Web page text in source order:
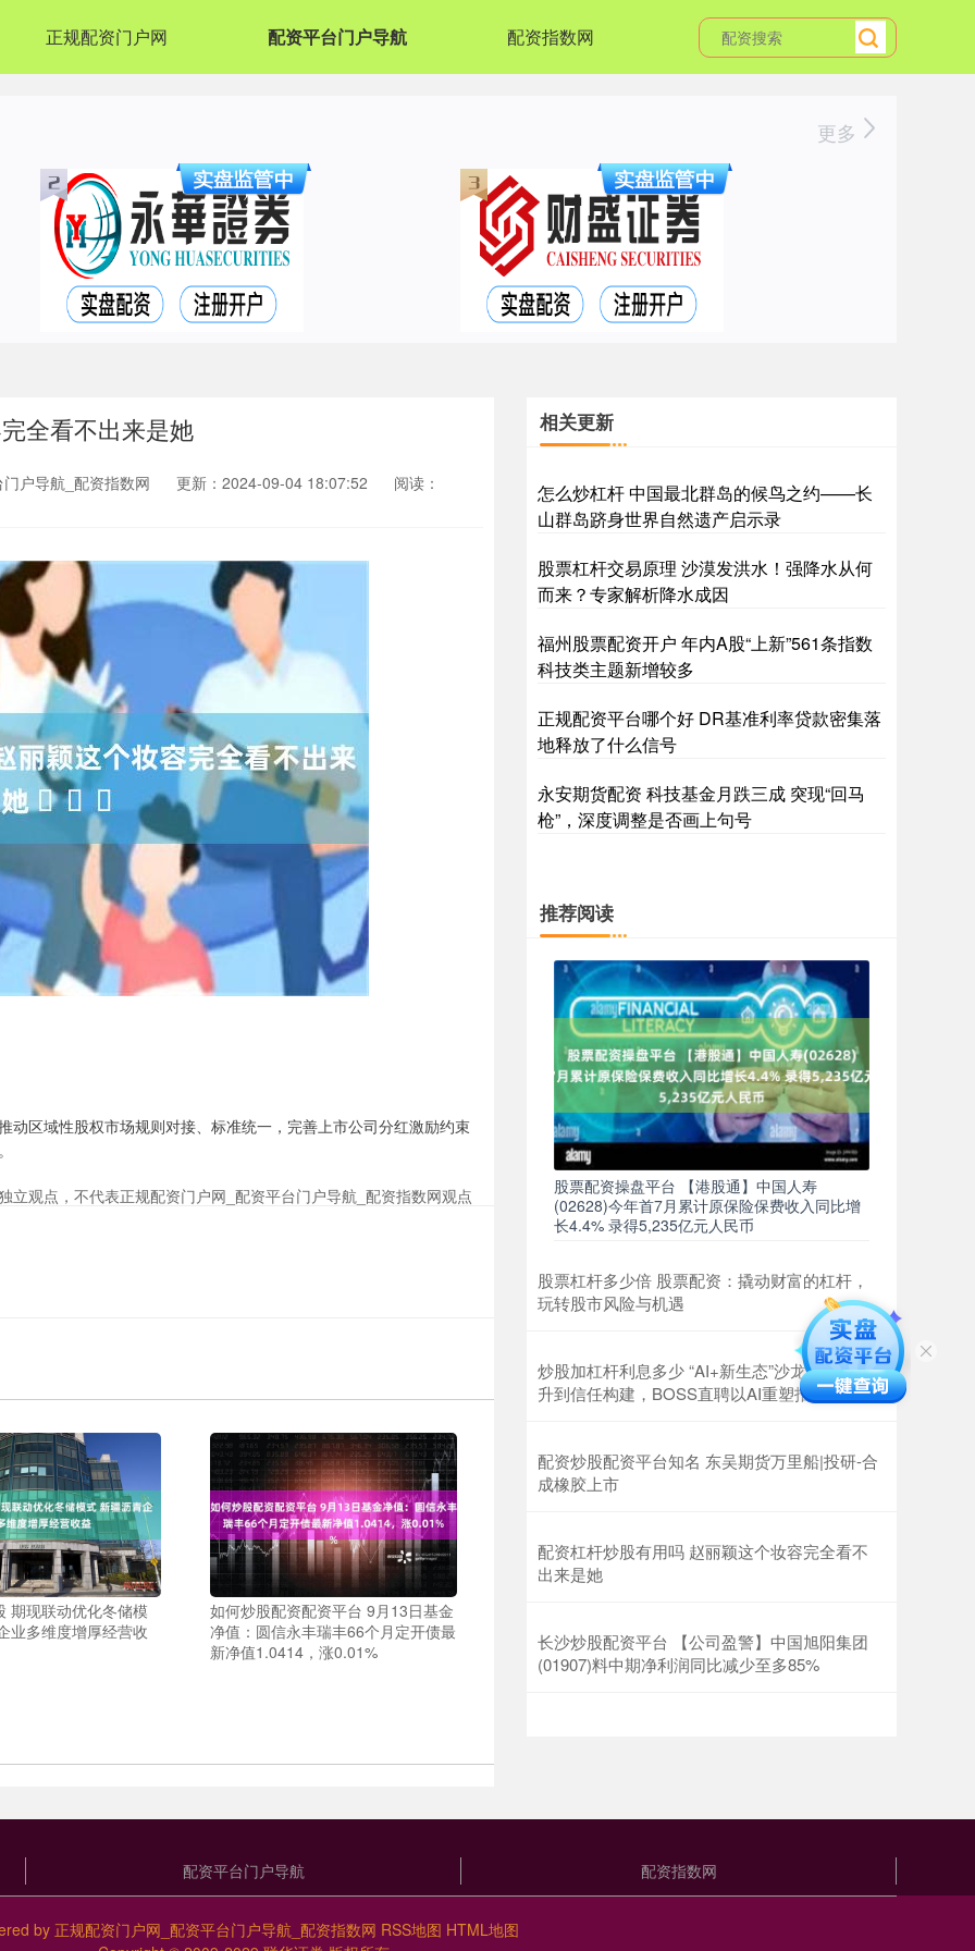
正规配资门户网 配资平台门户导航 配资指数网
更多
全看不出来是她
户导航_配资指数网 更新：2024-09-04 18:07:52 阅读：
区域性股权市场规则对接、标准统一，完善上市公司分红激励约束
立观点，不代表正规配资门户网_配资平台门户导航_配资指数网观点
期现联动优化冬储模
业多维度增厚经营收
如何炒股配资配资平台 9月13日基金
净值：圆信永丰瑞丰66个月定开债最
新净值1.0414，涨0.01%
相关更新
怎么炒杠杆 中国最北群岛的候鸟之约——长
山群岛跻身世界自然遗产启示录
股票杠杆交易原理 沙漠发洪水！强降水从何
而来？专家解析降水成因
福州股票配资开户 年内A股“上新”561条指数
科技类主题新增较多
正规配资平台哪个好 DR基准利率贷款密集落
地释放了什么信号
永安期货配资 科技基金月跌三成 突现“回马
枪”，深度调整是否画上句号
推荐阅读
股票配资操盘平台 【港股通】中国人寿
(02628)今年首7月累计原保险保费收入同比增
长4.4% 录得5,235亿元人民币
股票杠杆多少倍 股票配资：撬动财富的杠杆，
玩转股市风险与机遇
炒股加杠杆利息多少 “AI+新生态”沙龙：效率提
升到信任构建，BOSS直聘以AI重塑招聘生态
配资炒股配资平台知名 东吴期货万里船|投研-合
成橡胶上市
配资杠杆炒股有用吗 赵丽颖这个妆容完全看不
出来是她 ​​​
长沙炒股配资平台 【公司盈警】中国旭阳集团
(01907)料中期净利润同比减少至多85%
配资平台门户导航 配资指数网
by 正规配资门户网_配资平台门户导航_配资指数网 RSS地图 HTML地图